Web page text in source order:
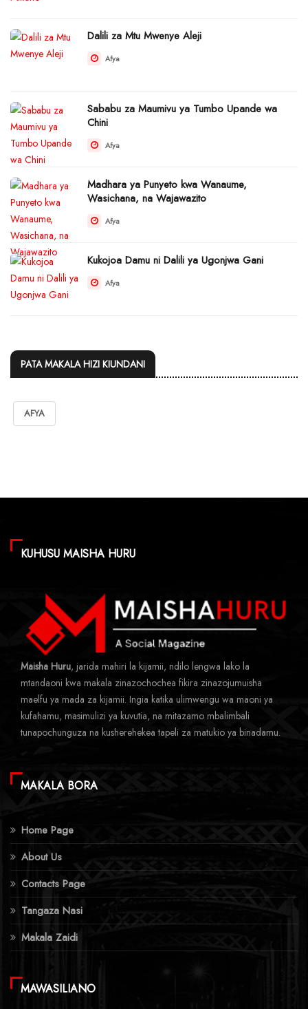
Dalili za Mtu Mwenye Aleji
Afya
Sababu za Maumivu ya Tumbo Upande wa
Chini
Afya
Madhara ya Punyeto kwa Wanaume,
Wasichana, na Wajawazito
Afya
Kukojoa Damu ni Dalili ya Ugonjwa Gani
Afya
PATA MAKALA HIZI KIUNDANI
AFYA
KUHUSU MAISHA HURU
Maisha Huru, jarida mahiri la kijamii, ndilo lengwa lako la
mtandaoni kwa makala zinazochochea fikira zinazojumuisha
maelfu ya mada za kijamii. Ingia katika ulimwengu wa maoni ya
kufahamu, masimulizi ya kuvutia, na mitazamo mbalimbali
tunapochunguza na kusherehekea tapeli za matukio ya binadamu.
MAKALA BORA
Home Page
About Us
Contacts Page
Tangaza Nasi
Makala Zaidi
MAWASILIANO